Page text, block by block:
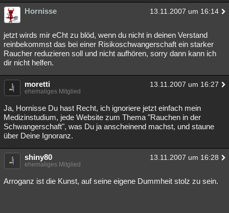
Hornisse 13.11.2007 um 16:14
jetzt wirds mir eCht zu blöd, wenn du nicht in deinen Verstand
reinbekommst das bei einer Risikoschwangerschaft ein starker
Raucher reduzieren soll und nicht aufhören, sorry dann kann ich
dir nicht helfen.
moretti 13.11.2007 um 16:27
ehemaliges Mitglied
Ja, Hornisse Du hast Recht, ich ignoriere jetzt einfach mein
Medizinstudium, jede Website zum Thema "Rauchen in der
Schwangerschaft", was Du ja anscheinend machst, und staune
über Deine Ignoranz.
shiny80 13.11.2007 um 16:28
ehemaliges Mitglied
Arroganz ist die Kunst, auf seine eigene Dummheit stolz zu sein.